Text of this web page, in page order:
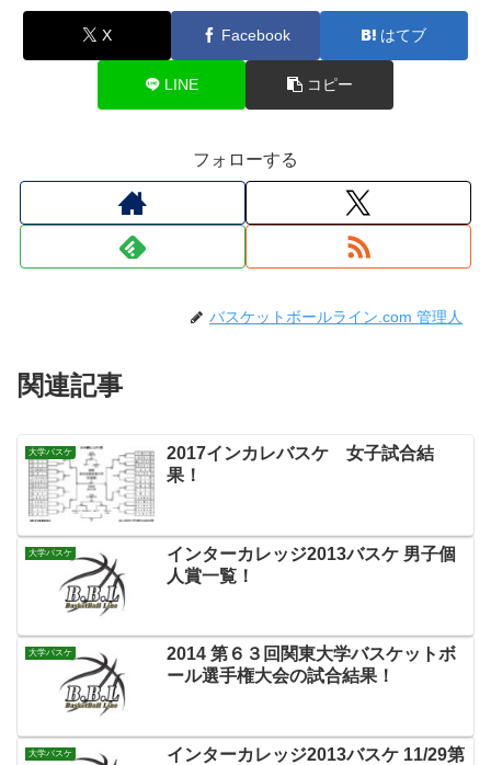
X Facebook はてブ
LINE コピー
フォローする
バスケットボールライン.com 管理人
関連記事
大学バスケ
2017インカレバスケ 女子試合結
果！
大学バスケ
インターカレッジ2013バスケ 男子個
人賞一覧！
大学バスケ
2014 第６３回関東大学バスケットボ
ール選手権大会の試合結果！
大学バスケ
インターカレッジ2013バスケ 11/29第